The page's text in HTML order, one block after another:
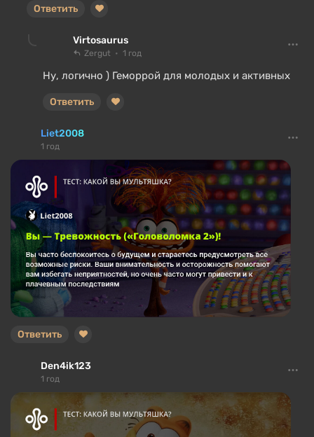
Ответить
Virtosaurus
Zergut 1 год
Ну, логично ) Геморрой для молодых и активных
Ответить
Liet2008
1 год
Ответить
Den4ik123
1 год